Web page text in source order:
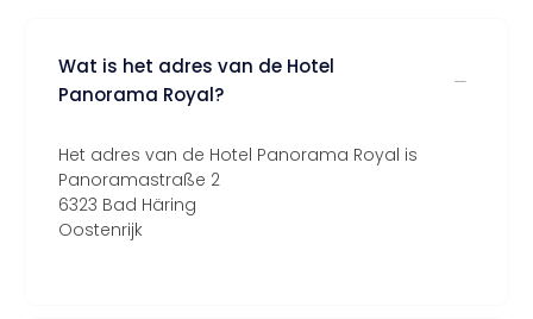
Wat is het adres van de Hotel
Panorama Royal?
Het adres van de Hotel Panorama Royal is
Panoramastraße 2
6323 Bad Häring
Oostenrijk